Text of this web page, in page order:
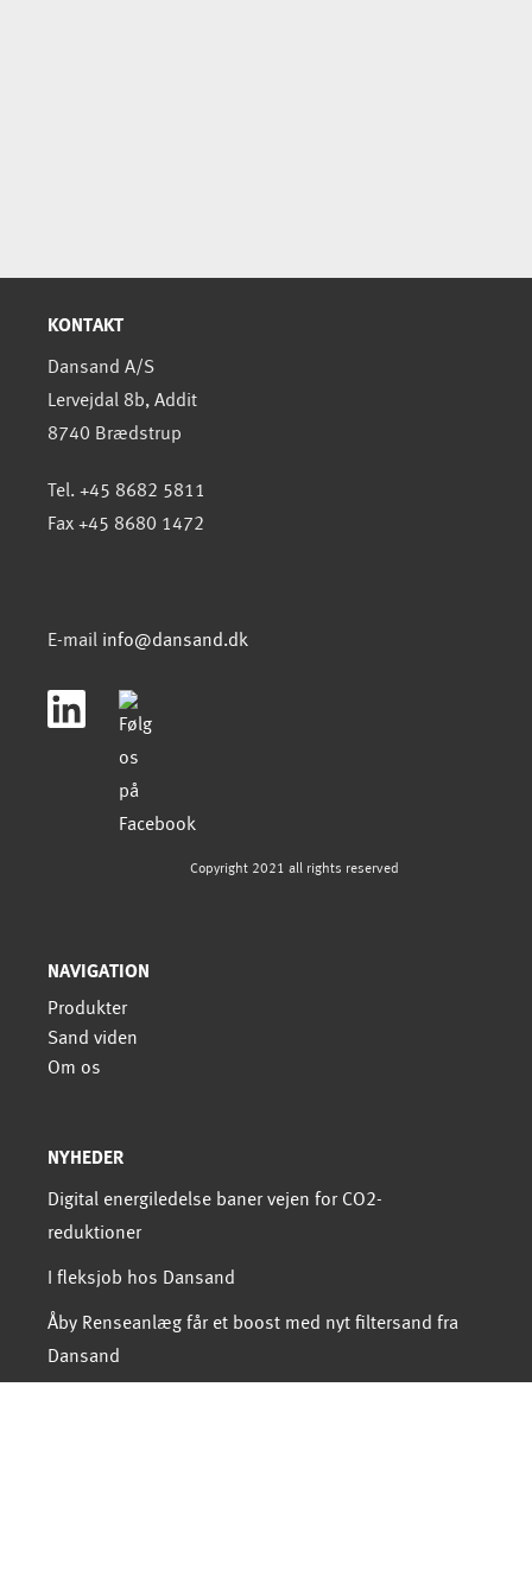
KONTAKT
Dansand A/S
Lervejdal 8b, Addit
8740 Brædstrup
Tel. +45 8682 5811
Fax +45 8680 1472
E-mail info@dansand.dk
Copyright 2021 all rights reserved
NAVIGATION
Produkter
Sand viden
Om os
NYHEDER
Digital energiledelse baner vejen for CO2-
reduktioner
I fleksjob hos Dansand
Åby Renseanlæg får et boost med nyt filtersand fra
Dansand